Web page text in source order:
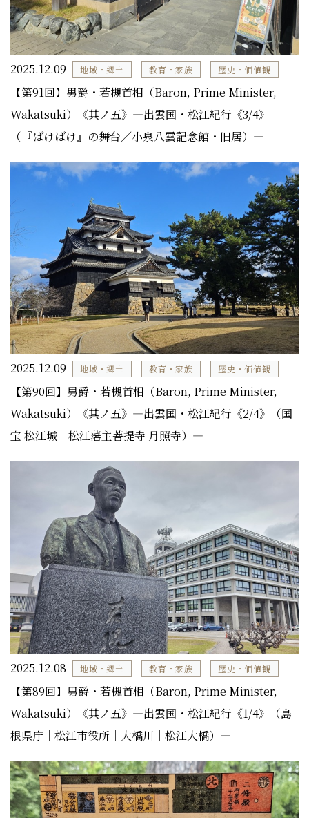
2025.12.09 地域・郷土 教育・家族 歴史・価値観
【第91回】男爵・若槻首相（Baron, Prime Minister,
Wakatsuki）《其ノ五》―出雲国・松江紀行《3/4》
（『ばけばけ』の舞台／小泉八雲記念館・旧居）―
2025.12.09 地域・郷土 教育・家族 歴史・価値観
【第90回】男爵・若槻首相（Baron, Prime Minister,
Wakatsuki）《其ノ五》―出雲国・松江紀行《2/4》（国
宝 松江城｜松江藩主菩提寺 月照寺）―
2025.12.08 地域・郷土 教育・家族 歴史・価値観
【第89回】男爵・若槻首相（Baron, Prime Minister,
Wakatsuki）《其ノ五》―出雲国・松江紀行《1/4》（島
根県庁｜松江市役所｜大橋川｜松江大橋）―